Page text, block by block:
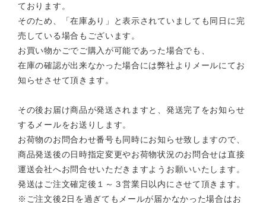
ております。
そのため、「在庫あり」と表示されていましても同日に完
売している場合もございます。
お買い物かごでご購入が可能であった場合でも、
在庫の確認が出来なかった場合には弊社よりメールにてお
知らせさせて頂きます。
その後お届け商品が発送されますと、発送完了をお知らせ
するメールをお送りします。
お荷物のお問合わせ番号も同時にお知らせ致しますので、
商品発送後の日時指定変更やお荷物状況のお問合せは直接
運送会社へお問合せいただきますようお願いいたします。
発送はご注文確定後１～３営業日以内にさせて頂きます。
※ご注文後2日を過ぎてもメールが届かなかった場合はお